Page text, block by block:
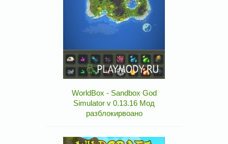
WorldBox - Sandbox God
Simulator v 0.13.16 Мод
разблокирвоано